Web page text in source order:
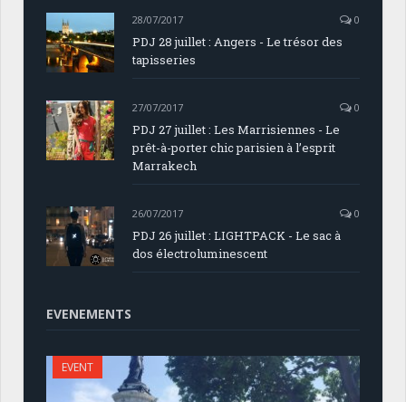
28/07/2017 0
PDJ 28 juillet : Angers - Le trésor des
tapisseries
27/07/2017 0
PDJ 27 juillet : Les Marrisiennes - Le
prêt-à-porter chic parisien à l’esprit
Marrakech
26/07/2017 0
PDJ 26 juillet : LIGHTPACK - Le sac à
dos électroluminescent
EVENEMENTS
EVENT